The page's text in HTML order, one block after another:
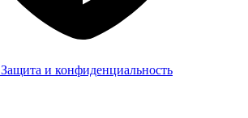
Защита и конфиденциальность